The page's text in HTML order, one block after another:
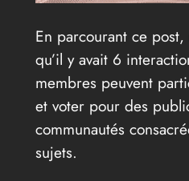
En parcourant ce post,
qu’il y avait 6
membres peuvent
et voter pour des
communautés
sujets.